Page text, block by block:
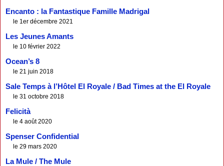
Encanto : la Fantastique Famille Madrigal
le 1er décembre 2021
Les Jeunes Amants
le 10 février 2022
Ocean’s 8
le 21 juin 2018
Sale Temps à l’Hôtel El Royale / Bad Times at the El Royale
le 31 octobre 2018
Felicità
le 4 août 2020
Spenser Confidential
le 29 mars 2020
La Mule / The Mule